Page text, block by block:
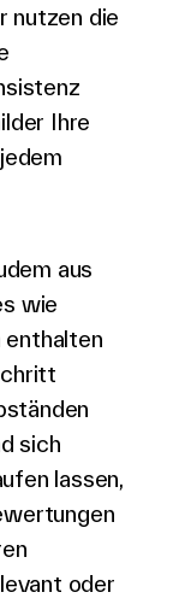
nutzen die
Ihre
aus
wie
enthalten
sich
lassen,
oder